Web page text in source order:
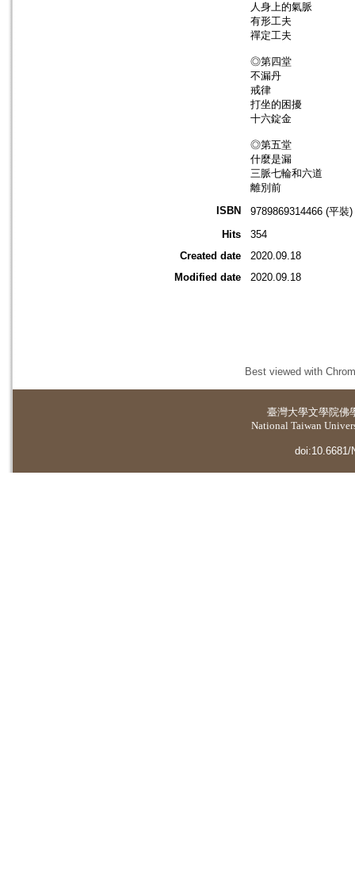
人身上的氣脈
有形工夫
禪定工夫
◎第四堂
不漏丹
戒律
打坐的困擾
十六錠金
◎第五堂
什麼是漏
三脈七輪和六道
離別前
ISBN
9789869314466 (平裝)
Hits
354
Created date
2020.09.18
Modified date
2020.09.18
Best viewed with
臺灣大學文學院佛
National Taiwan
doi:10.6681/